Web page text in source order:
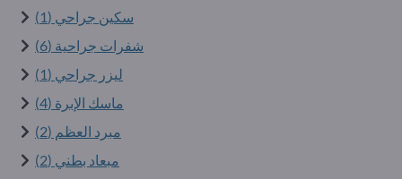
سكين جراحي (1)
شفرات جراحية (6)
ليزر جراحي (1)
ماسك الإبرة (4)
مبرد العظم (2)
مبعاد بطني (2)